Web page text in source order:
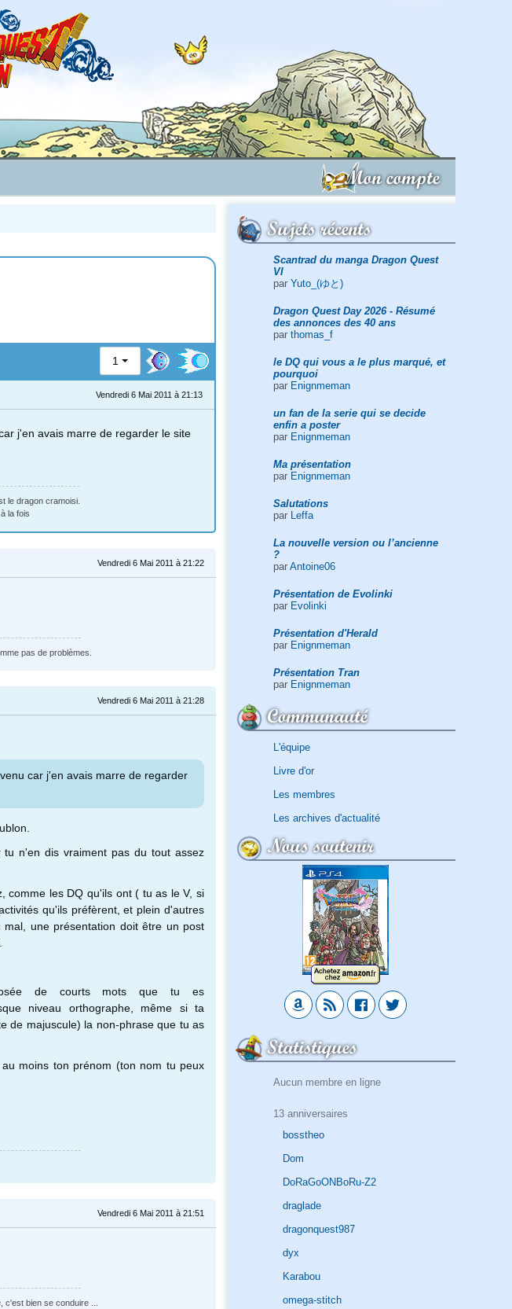
Mon compte
Sujets récents
Scantrad du manga Dragon Quest
VI
par Yuto_(ゆと)
Dragon Quest Day 2026 - Résumé
des annonces des 40 ans
par thomas_f
le DQ qui vous a le plus marqué, et
pourquoi
par Enignmeman
un fan de la serie qui se decide
enfin a poster
par Enignmeman
Ma présentation
par Enignmeman
Salutations
par
Leffa
La nouvelle version ou l’ancienne
?
par Antoine06
Présentation de Evolinki
par Evolinki
Présentation d'Herald
par Enignmeman
Présentation Tran
par Enignmeman
Communauté
L'équipe
Livre d'or
Les membres
Les archives d'actualité
Nous soutenir
Statistiques
Aucun membre en ligne
13 anniversaires
bosstheo
Dom
DoRaGoONBoRu-Z2
draglade
dragonquest987
dyx
Karabou
omega-stitch
1
Vendredi 6 Mai 2011 à 21:13
j'en avais marre de regarder le site
le dragon cramoisi.
la fois
Vendredi 6 Mai 2011 à 21:22
pas de problèmes.
Vendredi 6 Mai 2011 à 21:28
car j'en avais marre de regarder
n'en dis vraiment pas du tout assez
comme les DQ qu'ils ont ( tu as le V, si
qu'ils préfèrent, et plein d'autres
une présentation doit être un post
de courts mots que tu es
niveau orthographe, même si ta
de majuscule) la non-phrase que tu as
moins ton prénom (ton nom tu peux
Vendredi 6 Mai 2011 à 21:51
c'est bien se conduire ...